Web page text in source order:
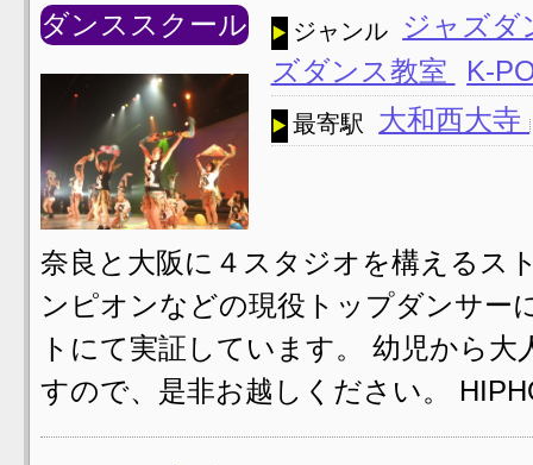
ダンススクール ジャンル
ジャズ
ズダンス教室
K-
最寄駅 大和西大寺
奈良と大阪に４スタジオを構えるス
ンピオンなどの現役トップダンサー
トにて実証しています。 幼児から
すので、是非お越しください。